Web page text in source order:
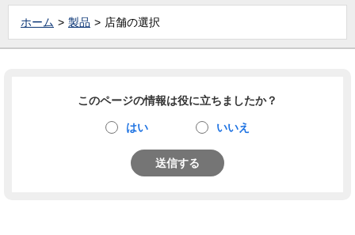
ホーム 製品 店舗の選択
このページの情報は役に立ちましたか？
はい いいえ
送信する